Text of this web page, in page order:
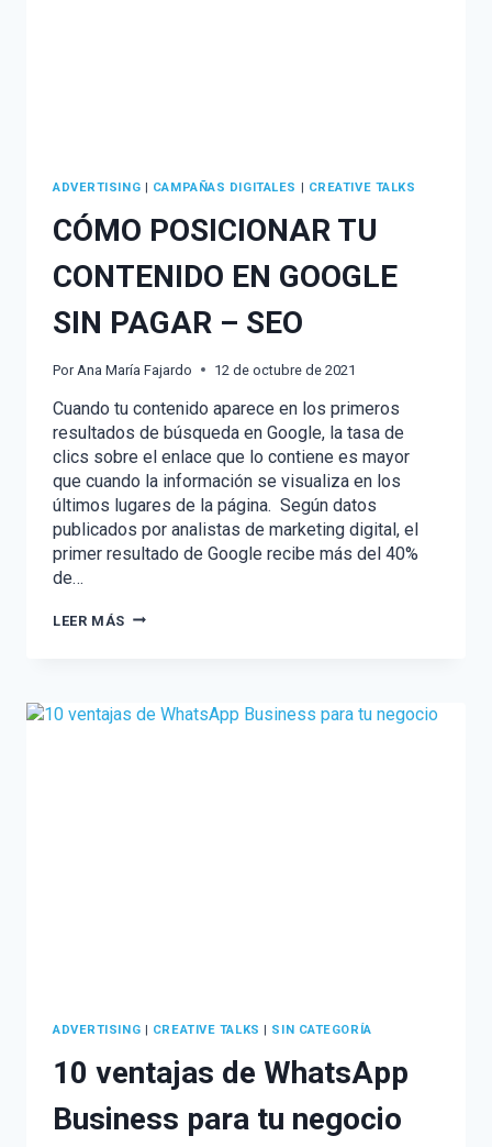
ADVERTISING | CAMPAÑAS DIGITALES | CREATIVE TALKS
CÓMO POSICIONAR TU
CONTENIDO EN GOOGLE
SIN PAGAR – SEO
Por Ana María Fajardo 12 de octubre de 2021
Cuando tu contenido aparece en los primeros
resultados de búsqueda en Google, la tasa de
clics sobre el enlace que lo contiene es mayor
que cuando la información se visualiza en los
últimos lugares de la página. Según datos
publicados por analistas de marketing digital, el
primer resultado de Google recibe más del 40%
de…
LEER MÁS CÓMO
GOOGLE
ADVERTISING CREATIVE TALKS SIN CATEGORÍA
10 ventajas de WhatsApp
Business para tu negocio